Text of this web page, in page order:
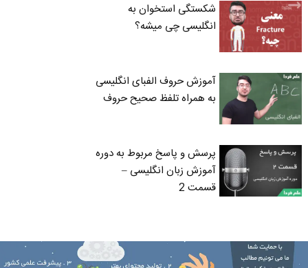
شکستگی استخوان به
انگلیسی چی میشه؟
آموزش حروف الفبای انگلیسی
به همراه تلفظ صحیح حروف
پرسش و پاسخ مربوط به دوره
آموزش زبان انگلیسی –
قسمت 2